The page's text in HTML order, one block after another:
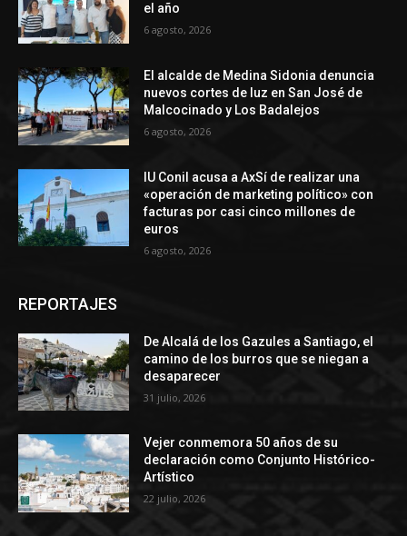
el año
6 agosto, 2026
El alcalde de Medina Sidonia denuncia
nuevos cortes de luz en San José de
Malcocinado y Los Badalejos
6 agosto, 2026
IU Conil acusa a AxSí de realizar una
«operación de marketing político» con
facturas por casi cinco millones de
euros
6 agosto, 2026
REPORTAJES
De Alcalá de los Gazules a Santiago, el
camino de los burros que se niegan a
desaparecer
31 julio, 2026
Vejer conmemora 50 años de su
declaración como Conjunto Histórico-
Artístico
22 julio, 2026